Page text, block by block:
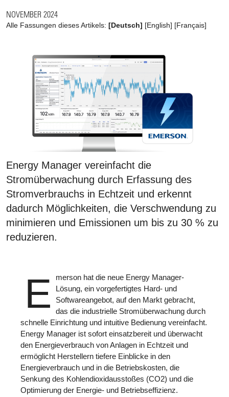
NOVEMBER 2024
Alle Fassungen dieses Artikels: [Deutsch] [English] [Français]
Energy Manager vereinfacht die
Stromüberwachung durch Erfassung des
Stromverbrauchs in Echtzeit und erkennt
dadurch Möglichkeiten, die Verschwendung zu
minimieren und Emissionen um bis zu 30 % zu
reduzieren.
E
merson hat die neue Energy Manager-
Lösung, ein vorgefertigtes Hard- und
Softwareangebot, auf den Markt gebracht,
das die industrielle Stromüberwachung durch
schnelle Einrichtung und intuitive Bedienung vereinfacht.
Energy Manager ist sofort einsatzbereit und überwacht
den Energieverbrauch von Anlagen in Echtzeit und
ermöglicht Herstellern tiefere Einblicke in den
Energieverbrauch und in die Betriebskosten, die
Senkung des Kohlendioxidausstoßes (CO2) und die
Optimierung der Energie- und Betriebseffizienz.